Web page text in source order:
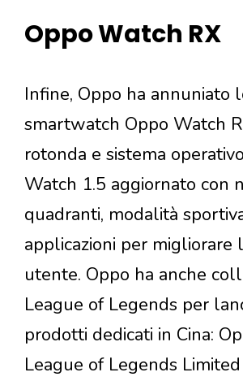
Oppo Watch RX
Infine, Oppo ha annuniato
smartwatch Oppo Watch
rotonda e sistema
Watch 1.5 aggiornato con
quadranti, modalità
applicazioni per migliorare
utente. Oppo ha anche
League of Legends per
prodotti dedicati in Cina:
League of Legends